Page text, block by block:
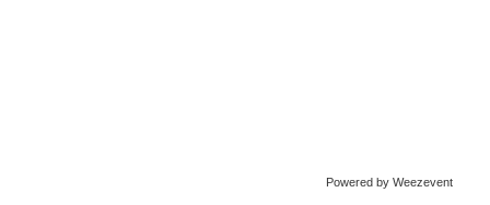
Powered by Weezevent